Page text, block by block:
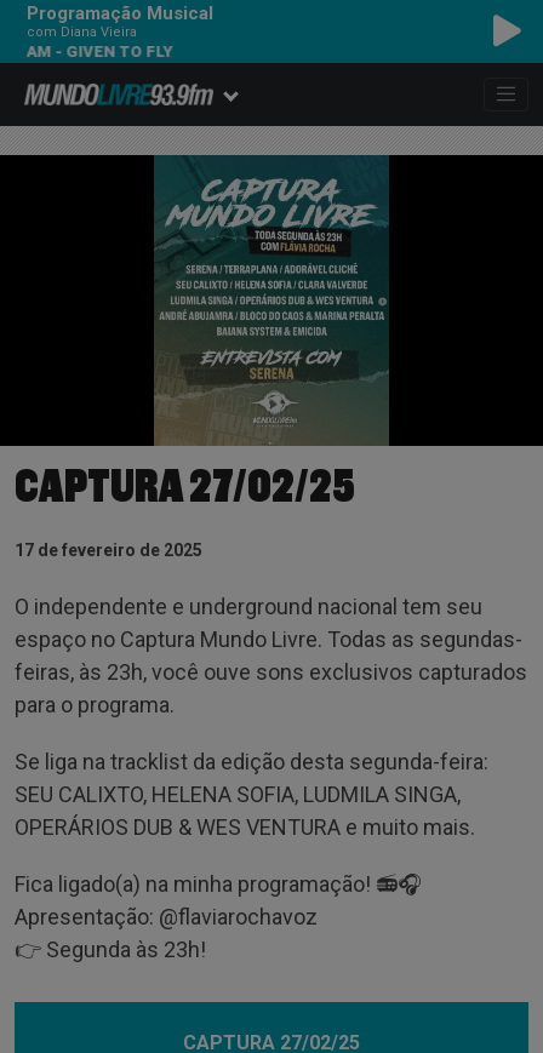
Programação Musical
com Diana Vieira
TO FLY
CAPTURA 27/02/25
17 de fevereiro de 2025
O independente e underground nacional tem seu
espaço no Captura Mundo Livre. Todas as segundas-
feiras, às 23h, você ouve sons exclusivos capturados
para o programa.
Se liga na tracklist da edição desta segunda-feira:
SEU CALIXTO, HELENA SOFIA, LUDMILA SINGA,
OPERÁRIOS DUB & WES VENTURA e muito mais.
Fica ligado(a) na minha programação! 📻🎧
Apresentação: @‌flaviarochavoz
👉 Segunda às 23h!
CAPTURA 27/02/25